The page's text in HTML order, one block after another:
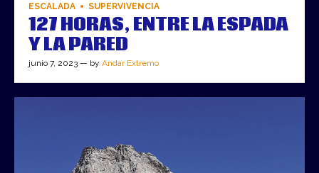
ESCALADA SUPERVIVENCIA
127 HORAS, ENTRE LA ESPADA
Y LA PARED
junio 7, 2023 — by Andar Extremo